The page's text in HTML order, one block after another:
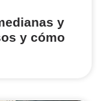
y
y cómo